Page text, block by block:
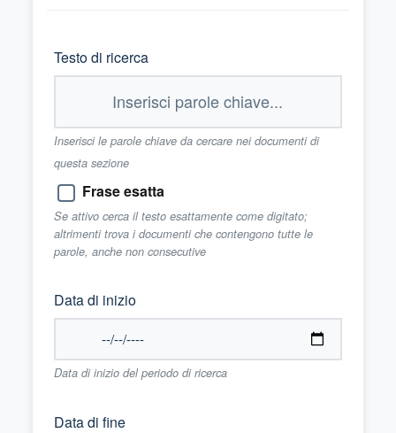
Testo di ricerca
Inserisci le parole chiave da cercare nei documenti di
questa sezione
Frase esatta
Se attivo cerca il testo esattamente come digitato;
altrimenti trova i documenti che contengono tutte le
parole, anche non consecutive
Data di inizio
Data di inizio del periodo di ricerca
Data di fine